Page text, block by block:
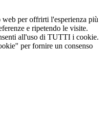
per offrirti l'esperienza più
e ripetendo le visite.
all'uso di TUTTI i cookie.
per fornire un consenso